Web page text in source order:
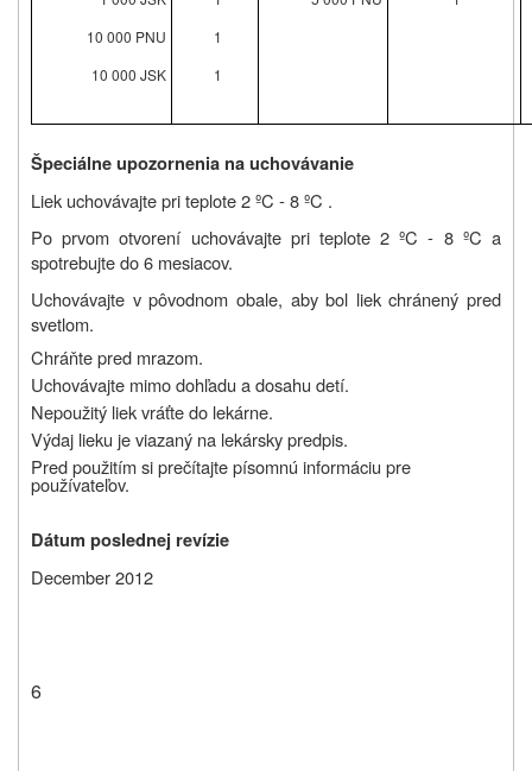
10 000 PNU
10 000 JSK
1
1
Špeciálne upozornenia na uchovávanie
Liek uchovávajte pri teplote 2 ºC - 8 ºC .
Po prvom otvorení uchovávajte pri teplote 2 ºC - 8 ºC a
spotrebujte do 6 mesiacov.
Uchovávajte v pôvodnom obale, aby bol liek chránený pred
svetlom.
Chráňte pred mrazom.
Uchovávajte mimo dohľadu a dosahu detí.
Nepoužitý liek vráťte do lekárne.
Výdaj lieku je viazaný na lekársky predpis.
Pred použitím si prečítajte písomnú informáciu pre
používateľov.
Dátum poslednej revízie
December 2012
6